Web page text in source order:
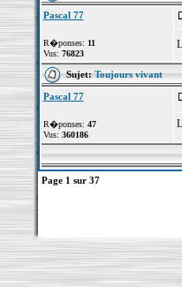
Pascal 77
R�ponses: 11
Vus: 76823
Sujet:Toujours vivant
Pascal 77
R�ponses: 47
Vus: 360186
Page 1 sur 37